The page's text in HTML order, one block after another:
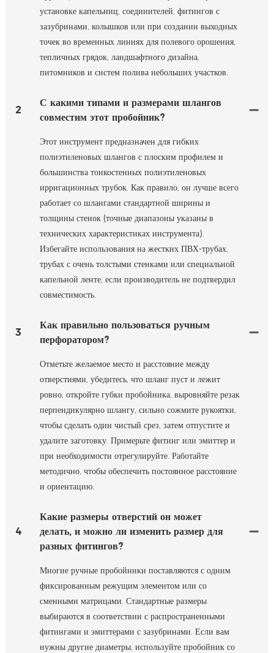
установке капельниц, соединителей, фитингов с
зазубринами, колышков или при создании выходных
точек во временных линиях для полевого орошения,
тепличных грядок, ландшафтного дизайна,
питомников и систем полива небольших участков.
2
С какими типами и размерами шлангов
совместим этот пробойник?
Этот инструмент предназначен для гибких
полиэтиленовых шлангов с плоским профилем и
большинства тонкостенных полиэтиленовых
ирригационных трубок. Как правило, он лучше всего
работает со шлангами стандартной ширины и
толщины стенок (точные диапазоны указаны в
технических характеристиках инструмента).
Избегайте использования на жестких ПВХ-трубах,
трубах с очень толстыми стенками или специальной
капельной ленте, если производитель не подтвердил
совместимость.
3
Как правильно пользоваться ручным
перфоратором?
Отметьте желаемое место и расстояние между
отверстиями, убедитесь, что шланг пуст и лежит
ровно, откройте губки пробойника, выровняйте резак
перпендикулярно шлангу, сильно сожмите рукоятки,
чтобы сделать один чистый срез, затем отпустите и
удалите заготовку. Примерьте фитинг или эмиттер и
при необходимости отрегулируйте. Работайте
методично, чтобы обеспечить постоянное расстояние
и ориентацию.
4
Какие размеры отверстий он может
делать, и можно ли изменить размер для
разных фитингов?
Многие ручные пробойники поставляются с одним
фиксированным режущим элементом или со
сменными матрицами. Стандартные размеры
выбираются в соответствии с распространенными
фитингами и эмиттерами с зазубринами. Если вам
нужны другие диаметры, используйте пробойник со